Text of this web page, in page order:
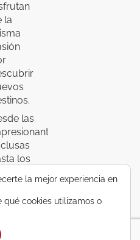
la
las
los
la mejor experiencia en
qué cookies utilizamos o